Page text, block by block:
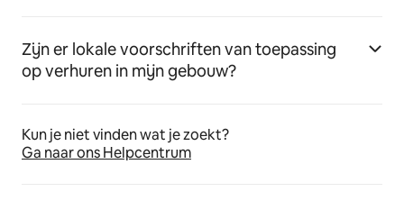
Zijn er lokale voorschriften van toepassing
op verhuren in mijn gebouw?
Kun je niet vinden wat je zoekt?
Ga naar ons Helpcentrum